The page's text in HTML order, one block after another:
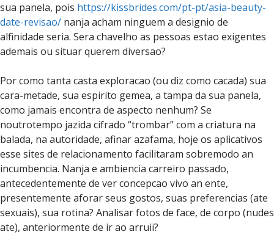
sua panela, pois https://kissbrides.com/pt-pt/asia-beauty-
date-revisao/ nanja acham ninguem a designio de
alfinidade seria. Sera chavelho as pessoas estao exigentes
ademais ou situar querem diversao?
Por como tanta casta exploracao (ou diz como cacada) sua
cara-metade, sua espirito gemea, a tampa da sua panela,
como jamais encontra de aspecto nenhum? Se
noutrotempo jazida cifrado “trombar” com a criatura na
balada, na autoridade, afinar azafama, hoje os aplicativos
esse sites de relacionamento facilitaram sobremodo an
incumbencia. Nanja e ambiencia carreiro passado,
antecedentemente de ver concepcao vivo an ente,
presentemente aforar seus gostos, suas preferencias (ate
sexuais), sua rotina? Analisar fotos de face, de corpo (nudes
ate), anteriormente de ir ao arruii?